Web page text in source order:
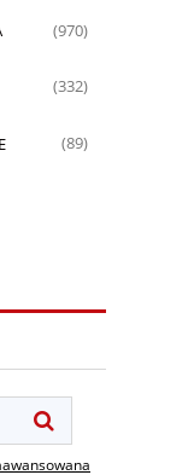
(970)
(332)
(89)